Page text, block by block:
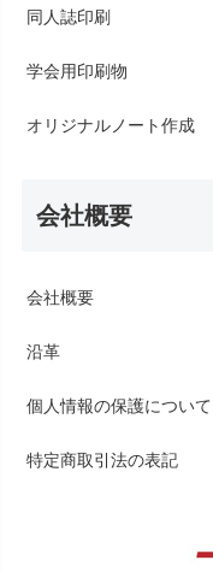
同人誌印刷
学会用印刷物
オリジナルノート作成
会社概要
会社概要
沿革
個人情報の保護について
特定商取引法の表記